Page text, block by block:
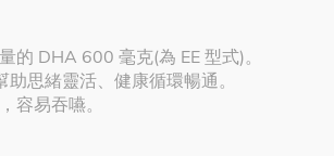
的 DHA 600 毫克(為 EE 型式)。
思緒靈活、健康循環暢通。
容易吞嚥。